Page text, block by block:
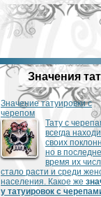
Значения
Значение татуировки с
черепом
Тату с
всегда
своих
но в
время их
стало расти и среди
населения. Какое же
у татуировок с